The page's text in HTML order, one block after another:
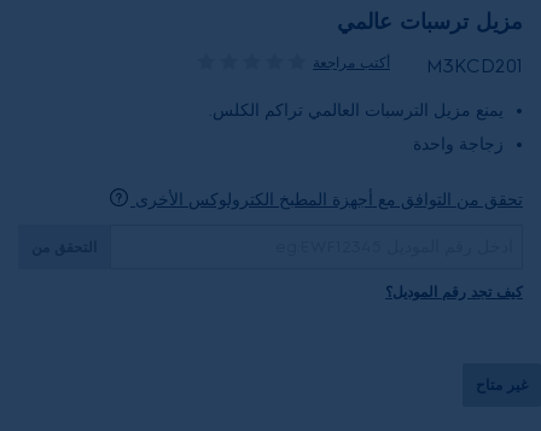
مزيل ترسبات عالمي
M3KCD201 أكتب مراجعة
يمنع مزيل الترسبات العالمي تراكم الكلس.
زجاجة واحدة
تحقق من التوافق مع أجهزة المطبخ الكترولوكس الأخرى
كيف تجد رقم الموديل؟
غير متاح